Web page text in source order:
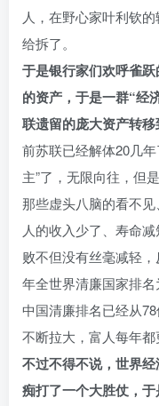
人，在野心家叶利钦
给拆了。
于是银行家们欢呼雀
的资产，于是一群“经
联遗留的庞大资产转
前苏联已经解体20几
主”了，无限向往，但
那些虚头八脑的看不
人的收入少了、寿命
败不但没有丝毫减轻
年全世界清廉国家排
中国清廉排名已经从
不断拉大，富人每年都
不过不得不说，世界
痴打了一个大胜仗，